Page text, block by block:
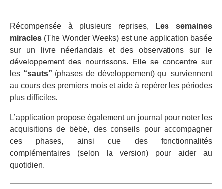
Récompensée à plusieurs reprises,
Les semaines
miracles (The Wonder Weeks) est une application basée
sur un livre néerlandais et des observations sur le
développement des nourrissons. Elle se concentre sur
les “sauts” (phases de développement) qui surviennent
au cours des premiers mois et aide à repérer les périodes
plus difficiles.
L’application propose également un journal pour noter les
acquisitions de bébé, des conseils pour accompagner
ces phases, ainsi que des fonctionnalités
complémentaires (selon la version) pour aider au
quotidien.